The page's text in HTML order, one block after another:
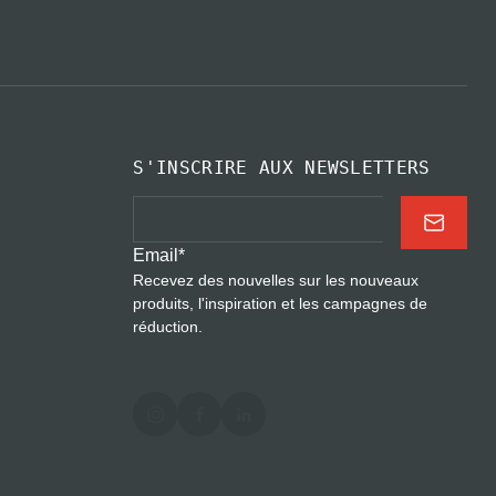
S'INSCRIRE AUX NEWSLETTERS
Email*
Recevez des nouvelles sur les nouveaux
produits, l'inspiration et les campagnes de
réduction.